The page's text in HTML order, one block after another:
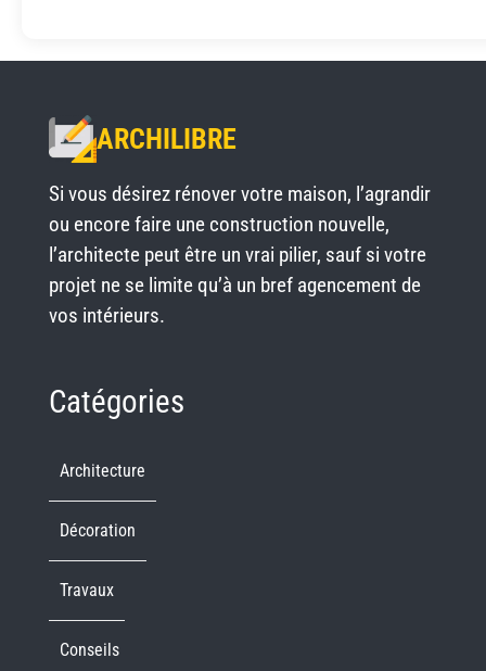
ARCHILIBRE
Si vous désirez rénover votre maison, l’agrandir
ou encore faire une construction nouvelle,
l’architecte peut être un vrai pilier, sauf si votre
projet ne se limite qu’à un bref agencement de
vos intérieurs.
Catégories
Architecture
Décoration
Travaux
Conseils